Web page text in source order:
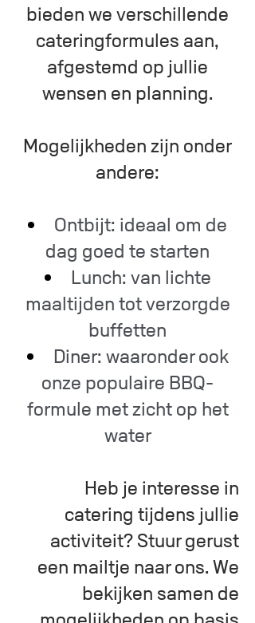
bieden we verschillende
cateringformules aan,
afgestemd op jullie
wensen en planning.
Mogelijkheden zijn onder
andere:
Ontbijt: ideaal om de
dag goed te starten
Lunch: van lichte
maaltijden tot verzorgde
buffetten
Diner: waaronder ook
onze populaire BBQ-
formule met zicht op het
water
Heb je interesse in
catering tijdens jullie
activiteit? Stuur gerust
een mailtje naar ons. We
bekijken samen de